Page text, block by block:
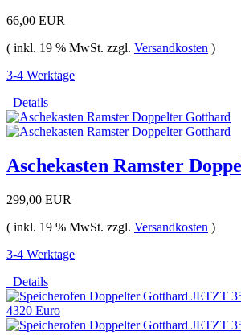
66,00 EUR
( inkl. 19 % MwSt. zzgl. Versandkosten )
3-4 Werktage
Details
Aschekasten Ramster
299,00 EUR
( inkl. 19 % MwSt. zzgl. Versandkosten )
3-4 Werktage
Details